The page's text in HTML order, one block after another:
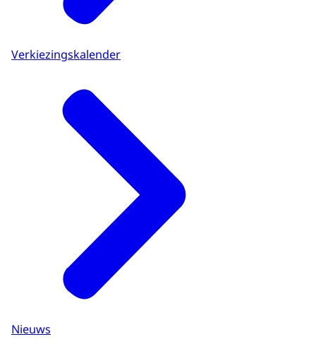
Verkiezingskalender
Nieuws